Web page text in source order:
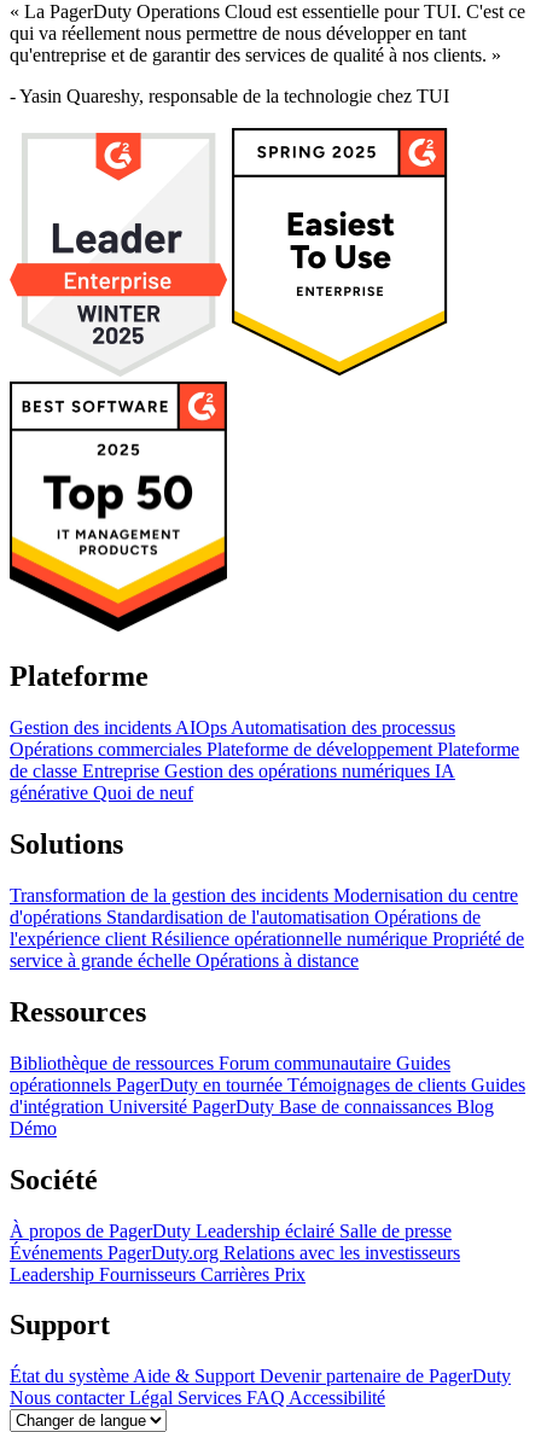
« La PagerDuty Operations Cloud est essentielle pour TUI. C'est ce
qui va réellement nous permettre de nous développer en tant
qu'entreprise et de garantir des services de qualité à nos clients. »
- Yasin Quareshy, responsable de la technologie chez TUI
Plateforme
Gestion des incidents AIOps Automatisation des processus
Opérations commerciales Plateforme de développement Plateforme
de classe Entreprise Gestion des opérations numériques IA
générative Quoi de neuf
Solutions
Transformation de la gestion des incidents Modernisation du centre
d'opérations Standardisation de l'automatisation Opérations de
l'expérience client Résilience opérationnelle numérique Propriété de
service à grande échelle Opérations à distance
Ressources
Bibliothèque de ressources Forum communautaire Guides
opérationnels PagerDuty en tournée Témoignages de clients Guides
d'intégration Université PagerDuty Base de connaissances Blog
Démo
Société
À propos de PagerDuty Leadership éclairé Salle de presse
Événements PagerDuty.org Relations avec les investisseurs
Leadership Fournisseurs Carrières Prix
Support
État du système Aide & Support Devenir partenaire de PagerDuty
Nous contacterLégal Services FAQ Accessibilité